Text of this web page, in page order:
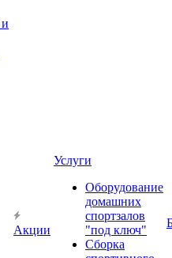
Акции
Услуги
Оборудование
домашних
спортзалов
"под ключ"
Сборка